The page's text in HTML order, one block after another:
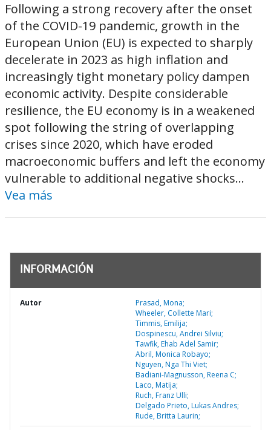
Following a strong recovery after the onset
of the COVID-19 pandemic, growth in the
European Union (EU) is expected to sharply
decelerate in 2023 as high inflation and
increasingly tight monetary policy dampen
economic activity. Despite considerable
resilience, the EU economy is in a weakened
spot following the string of overlapping
crises since 2020, which have eroded
macroeconomic buffers and left the economy
vulnerable to additional negative shocks...
Vea más
INFORMACIÓN
Autor
Prasad, Mona;
Wheeler, Collette Mari;
Timmis, Emilija;
Dospinescu, Andrei Silviu;
Tawfik, Ehab Adel Samir;
Abril, Monica Robayo;
Nguyen, Nga Thi Viet;
Badiani-Magnusson, Reena C;
Laco, Matija;
Ruch, Franz Ulli;
Delgado Prieto, Lukas Andres;
Rude, Britta Laurin;